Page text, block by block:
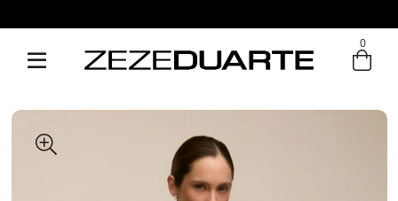
Entre com email ou cpf/cnpj
0